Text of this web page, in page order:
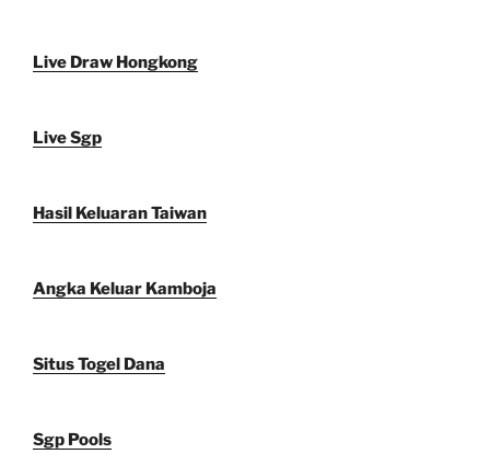
Live Draw Hongkong
Live Sgp
Hasil Keluaran Taiwan
Angka Keluar Kamboja
Situs Togel Dana
Sgp Pools